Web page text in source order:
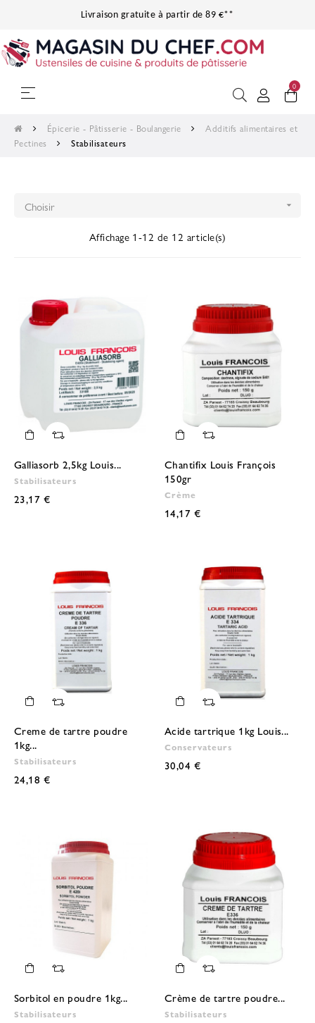
Livraison gratuite à partir de 89 €**
Basculer
navigation
☰ 0
Épicerie - Pâtisserie - Boulangerie
Additifs alimentaires et
Pectines
Stabilisateurs
Choisir 
Affichage 1-12 de 12 article(s)
Galliasorb 2,5kg Louis...
Stabilisateurs
23,17 €
Chantifix Louis François
150gr
Crème
14,17 €
Creme de tartre poudre
1kg...
Stabilisateurs
24,18 €
Acide tartrique 1kg Louis...
Conservateurs
30,04 €
Sorbitol en poudre 1kg...
Stabilisateurs
Crème de tartre poudre...
Stabilisateurs